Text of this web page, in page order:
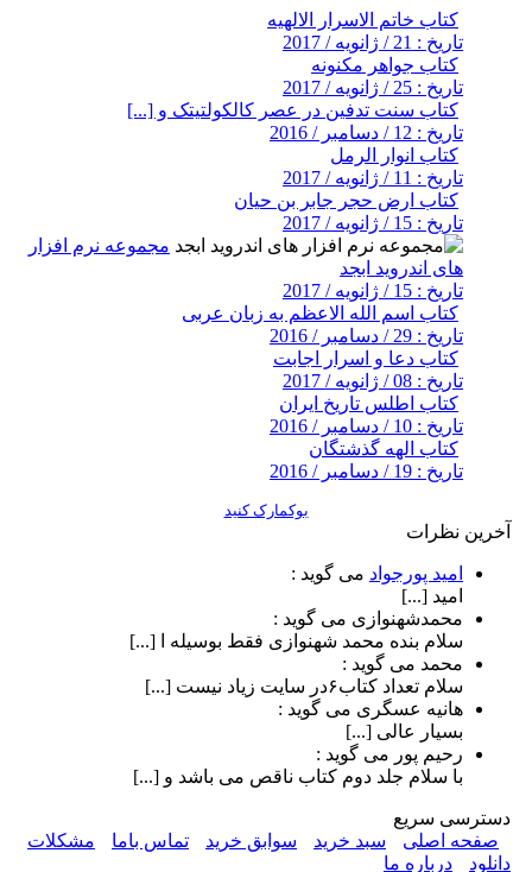
کتاب خاتم الاسرار الالهیه
تاریخ : 21 / ژانویه / 2017
کتاب جواهر مکنونه
تاریخ : 25 / ژانویه / 2017
کتاب سنت تدفین در عصر کالکولتیتک و [...]
تاریخ : 12 / دسامبر / 2016
کتاب انوار الرمل
تاریخ : 11 / ژانویه / 2017
کتاب ارض حجر جابر بن حیان
تاریخ : 15 / ژانویه / 2017
مجموعه نرم افزار
های اندروید ابجد
تاریخ : 15 / ژانویه / 2017
کتاب اسم الله الاعظم به زبان عربی
تاریخ : 29 / دسامبر / 2016
کتاب دعا و اسرار اجابت
تاریخ : 08 / ژانویه / 2017
کتاب اطلس تاریخ ایران
تاریخ : 10 / دسامبر / 2016
کتاب الهه گذشتگان
تاریخ : 19 / دسامبر / 2016
بوکمارک کنید
آخرین نظرات
امید پورجواد می گوید :
امید [...]
محمدشهنوازی می گوید :
سلام بنده محمد شهنوازی فقط بوسیله ا [...]
محمد می گوید :
سلام تعداد کتاب۶در سایت زیاد نیست [...]
هانیه عسگری می گوید :
بسیار عالی [...]
رحیم پور می گوید :
با سلام جلد دوم کتاب ناقص می باشد و [...]
دسترسی سریع
صفحه اصلی
سبد خرید سوابق خرید تماس باما
مشکلات
دانلود
درباره ما